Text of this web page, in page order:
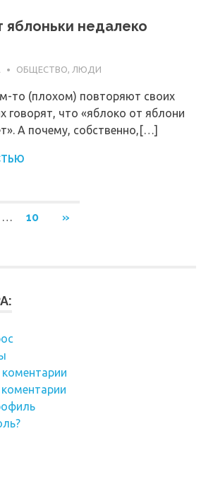
яблоньки недалеко
ОБЩЕСТВО, ЛЮДИ
то (плохом) повторяют своих
говорят, что «яблоко от яблони
А почему, собственно,[…]
… 10
СЛЕДУЮЩИЕ
»